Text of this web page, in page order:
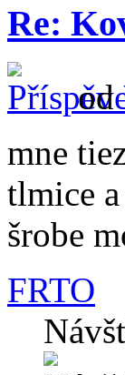
Re:
od
mne
tlmice
šrobe
FRTO